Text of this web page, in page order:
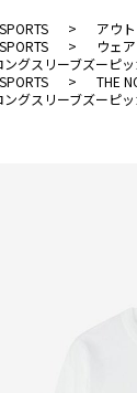
> アウ
> ウェ
グスリーブズーピ
> THE
グスリーブズーピ